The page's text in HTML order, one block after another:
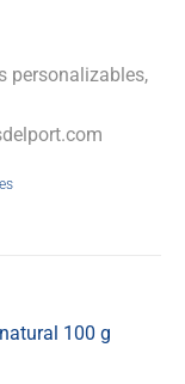
personalizables,
100 g